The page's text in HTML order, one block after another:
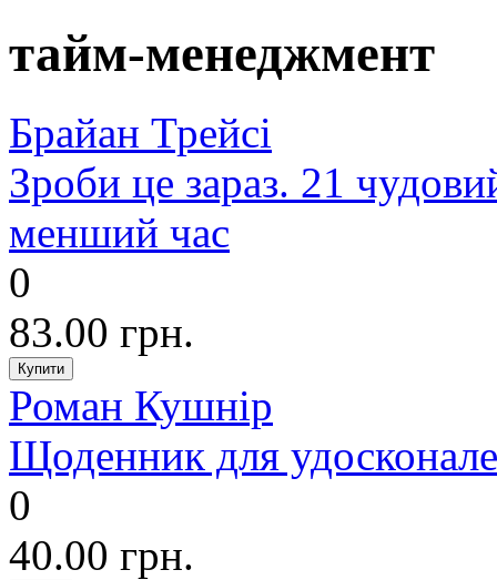
тайм-менеджмент
Брайан Трейсі
Зроби це зараз. 21
менший час
0
83.00 грн.
Роман Кушнір
Щоденник для
0
40.00 грн.